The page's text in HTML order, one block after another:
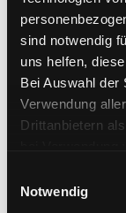
sind notwendig
uns helfen,
Bei Auswahl der
Verwendung
Drittanbietern
(Länder
Notwendig
Zweigstelle:
Signatur:
Standort 2:
Status: